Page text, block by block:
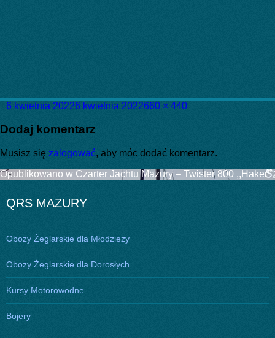
Data
6 kwietnia 20226 kwietnia 2022Pełny
660 × 440
Dodaj komentarz
Musisz się zalogować, aby móc dodać komentarz.
Nawigacja
Opublikowano w Czarter Jachtu Mazury – Twister 800 ,,Haker”
QRS MAZURY
Obozy Żeglarskie dla Młodzieży
Obozy Żeglarskie dla Dorosłych
Kursy Motorowodne
Bojery